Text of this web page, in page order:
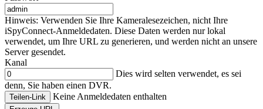
Hinweis: Verwenden Sie Ihre Kameralesezeichen, nicht Ihre
iSpyConnect-Anmeldedaten. Diese Daten werden nur lokal
verwendet, um Ihre URL zu generieren, und werden nicht an unsere
Server gesendet.
Kanal
Dies wird selten verwendet, es sei
denn, Sie haben einen DVR.
Teilen-Link Keine Anmeldedaten enthalten